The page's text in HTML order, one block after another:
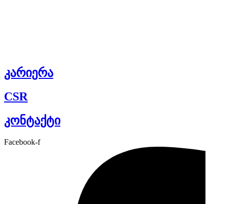
კარიერა
CSR
კონტაქტი
Facebook-f